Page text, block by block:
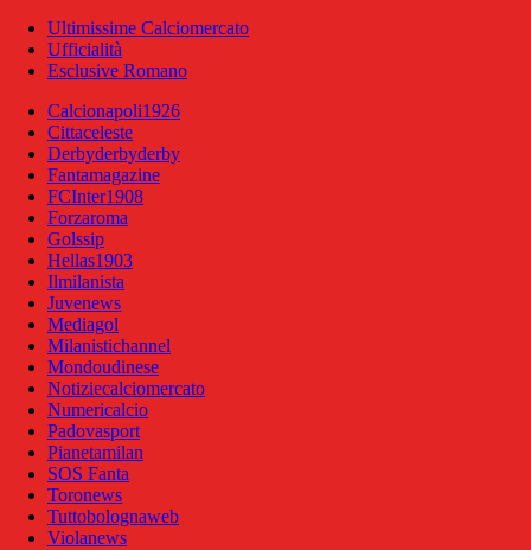
Ultimissime Calciomercato
Ufficialità
Esclusive Romano
Calcionapoli1926
Cittaceleste
Derbyderbyderby
Fantamagazine
FCInter1908
Forzaroma
Golssip
Hellas1903
Ilmilanista
Juvenews
Mediagol
Milanistichannel
Mondoudinese
Notiziecalciomercato
Numericalcio
Padovasport
Pianetamilan
SOS Fanta
Toronews
Tuttobolognaweb
Violanews